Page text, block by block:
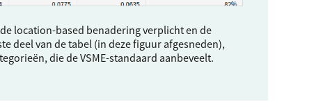
location-based benadering verplicht en de
deel van de tabel (in deze figuur afgesneden),
die deVSME-standaard aanbeveelt.